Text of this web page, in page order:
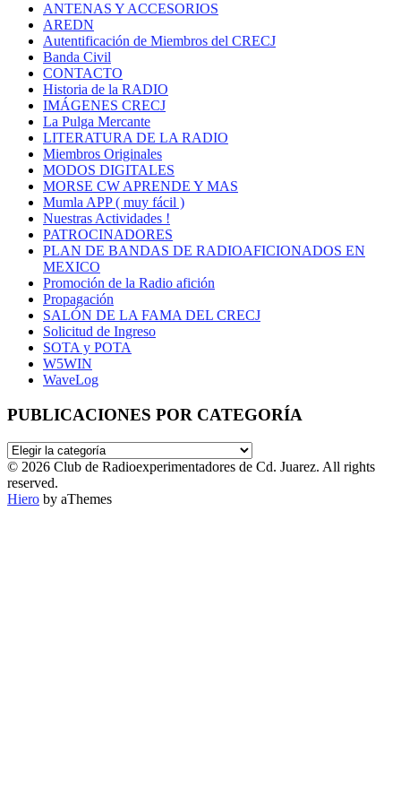
ANTENAS Y ACCESORIOS
AREDN
Autentificación de Miembros del CRECJ
Banda Civil
CONTACTO
Historia de la RADIO
IMÁGENES CRECJ
La Pulga Mercante
LITERATURA DE LA RADIO
Miembros Originales
MODOS DIGITALES
MORSE CW APRENDE Y MAS
Mumla APP ( muy fácil )
Nuestras Actividades !
PATROCINADORES
PLAN DE BANDAS DE RADIOAFICIONADOS EN
MEXICO
Promoción de la Radio afición
Propagación
SALÓN DE LA FAMA DEL CRECJ
Solicitud de Ingreso
SOTA y POTA
W5WIN
WaveLog
PUBLICACIONES POR CATEGORÍA
PUBLICACIONES
POR
CATEGORÍA
© 2026 Club de Radioexperimentadores de Cd. Juarez. All rights
reserved.
Hiero by aThemes